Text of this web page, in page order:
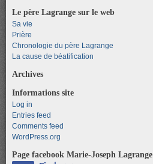
Le père Lagrange sur le web
Sa vie
Prière
Chronologie du père Lagrange
La cause de béatification
Archives
Informations site
Log in
Entries feed
Comments feed
WordPress.org
Page facebook Marie-Joseph Lagrange